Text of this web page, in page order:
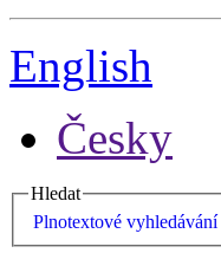
English
Česky
Hledat
Plnotextové vyhledávání